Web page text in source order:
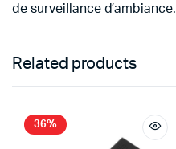
de surveillance d’ambiance.
Related products
36%